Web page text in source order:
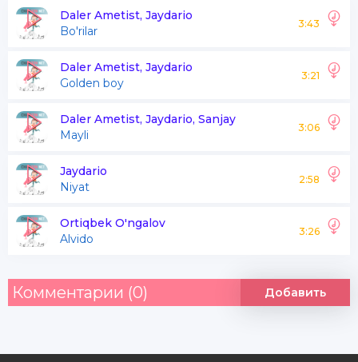
Nima bor nafsdan qiyin
Nafsingni tiy o'zingni odobli tut
Deyishdi ustoz nasihat qancha
Achitib gapirar do'st
Ammo tushunmaymiz
Peshona urilmaguncha
Peshona urilmaguncha
Daler Ametist, Jaydario
Bo'rilar
3:43
Daler Ametist, Jaydario
Golden boy
3:21
Daler Ametist, Jaydario, Sanjay
Mayli
3:06
Jaydario
Niyat
2:58
Ortiqbek O'ngalov
Alvido
3:26
Комментарии (0) Добавить